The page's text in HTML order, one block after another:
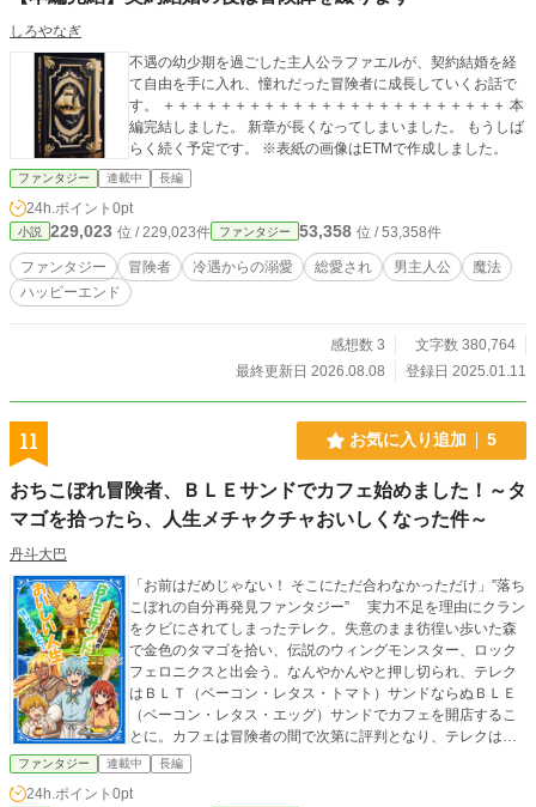
しろやなぎ
不遇の幼少期を過ごした主人公ラファエルが、契約結婚を経
て自由を手に入れ、憧れだった冒険者に成長していくお話で
す。 ＋＋＋＋＋＋＋＋＋＋＋＋＋＋＋＋＋＋＋＋＋＋＋＋ 本
編完結しました。 新章が長くなってしまいました。 もうしば
らく続く予定です。 ※表紙の画像はETMで作成しました。
ファンタジー 連載中 長編
24h.ポイント 0pt
小説 229,023 位 / 229,023件 ファンタジー 53,358 位 / 53,358件
ファンタジー 冒険者 冷遇からの溺愛 総愛され 男主人公
魔法
ハッピーエンド
感想数 3
文字数 380,764
最終更新日 2026.08.08
登録日 2025.01.11
11 お気に入り追加 5
おちこぼれ冒険者、ＢＬＥサンドでカフェ始めました！～タ
マゴを拾ったら、人生メチャクチャおいしくなった件～
丹斗大巴
「お前はだめじゃない！ そこにただ合わなかっただけ」”落ち
こぼれの自分再発見ファンタジー” 実力不足を理由にクラン
をクビにされてしまったテレク。失意のまま彷徨い歩いた森
で金色のタマゴを拾い、伝説のウィングモンスター、ロック
フェロニクスと出会う。なんやかんやと押し切られ、テレク
はＢＬＴ（ベーコン・レタス・トマト）サンドならぬＢＬＥ
（ベーコン・レタス・エッグ）サンドでカフェを開店するこ
とに。カフェは冒険者の間で次第に評判となり、テレクは自
信を取り戻していく。美味しさが人生を彩る、卵料理×スロー
ライフ・ファンタジー！ 「しおり」をご利用のかたは、閑
話ではなく本編にしおりを残しておくことをお勧めします。
ファンタジー 連載中 長編
24h.ポイント 0pt